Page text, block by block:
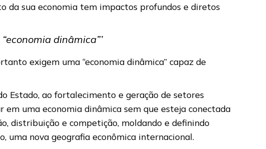
da sua economia tem impactos profundos e diretos
dinâmica”’
exigem uma “economia dinâmica” capaz de
Estado, ao fortalecimento e geração de setores
em uma economia dinâmica sem que esteja conectada
distribuição e competição, moldando e definindo
uma nova geografia econômica internacional.